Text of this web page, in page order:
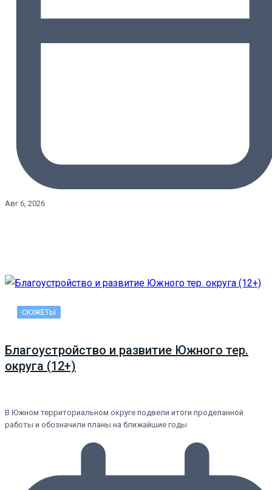
Авг 6, 2026
СЮЖЕТЫ
Благоустройство и развитие Южного тер.
округа (12+)
В Южном территориальном округе подвели итоги проделанной
работы и обозначили планы на ближайшие годы